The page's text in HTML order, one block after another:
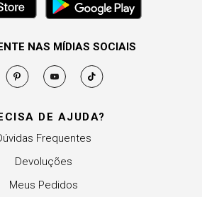
DE AJUDA?
Frequentes
Devoluções
Meus Pedidos
NAS MÍDIAS SOCIAIS